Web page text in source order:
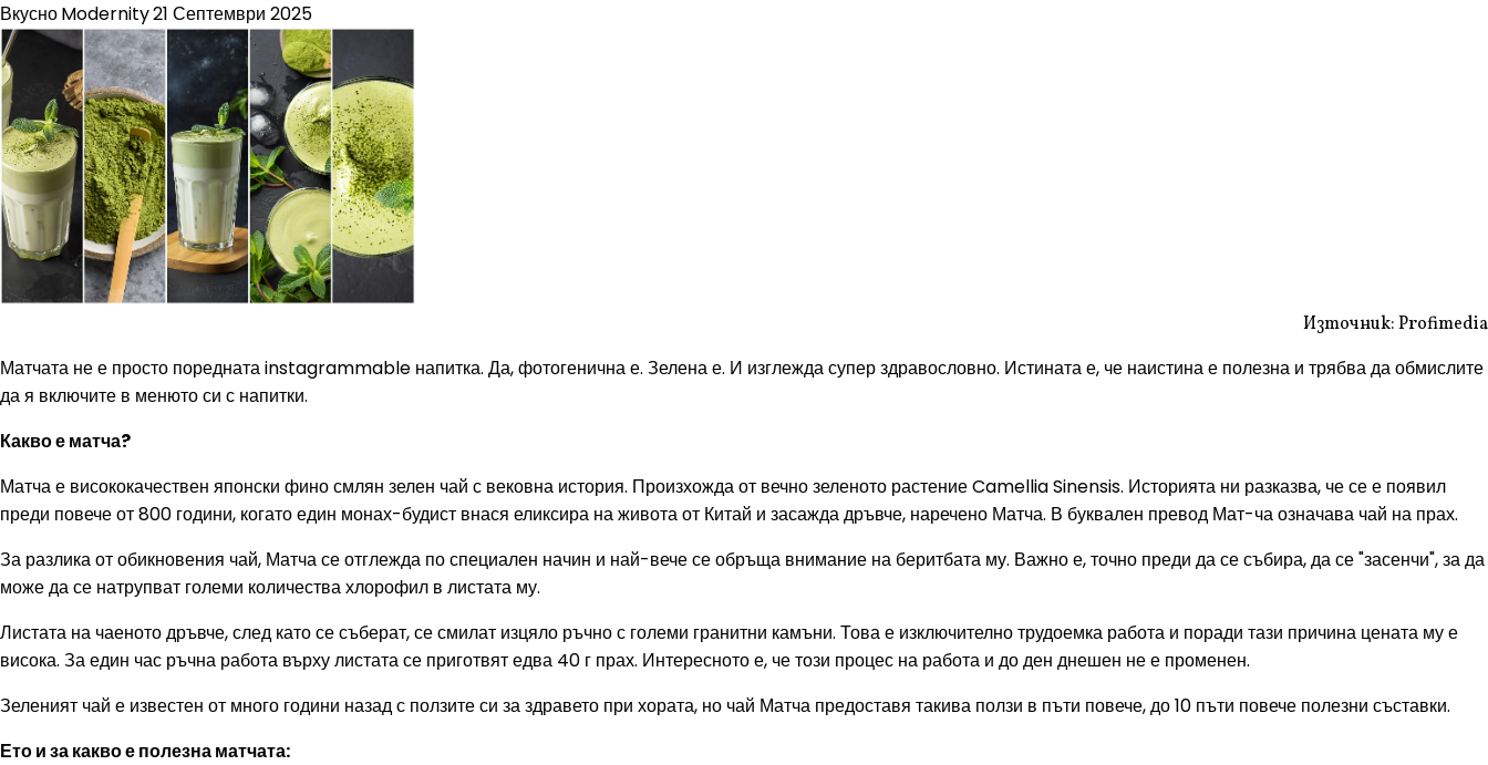
ВкусноModernity21 Септември 2025
Източник: Profimedia
Матчата не е просто поредната instagrammable напитка. Да, фотогенична е. Зелена е. И изглежда супер здравословно. Истината е, че наистина е полезна и трябва да обмислите
да я включите в менюто си с напитки.
Какво е матча?
Матча е висококачествен японски фино смлян зелен чай с вековна история. Произхожда от вечно зеленото растение Camellia Sinensis. Историята ни разказва, че се е появил
преди повече от 800 години, когато един монах-будист внася еликсира на живота от Китай и засажда дръвче, наречено Матча. В буквален превод Мат-ча означава чай на прах.
За разлика от обикновения чай, Матча се отглежда по специален начин и най-вече се обръща внимание на беритбата му. Важно е, точно преди да се събира, да се "засенчи", за да
може да се натрупват големи количества хлорофил в листата му.
Листата на чаеното дръвче, след като се съберат, се смилат изцяло ръчно с големи гранитни камъни. Това е изключително трудоемка работа и поради тази причина цената му е
висока. За един час ръчна работа върху листата се приготвят едва 40 г прах. Интересното е, че този процес на работа и до ден днешен не е променен.
Зеленият чай е известен от много години назад с ползите си за здравето при хората, но чай Матча предоставя такива ползи в пъти повече, до 10 пъти повече полезни съставки.
Ето и за какво е полезна матчата: